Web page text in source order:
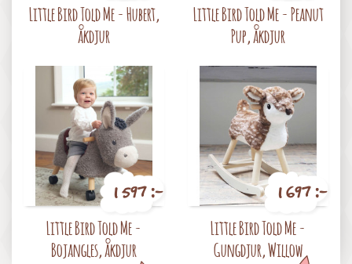
Little Bird Told Me - Hubert,
åkdjur
Little Bird Told Me - Peanut
Pup, åkdjur
1 597 :-
Little Bird Told Me -
Bojangles, åkdjur
1 697 :-
Little Bird Told Me -
Gungdjur, Willow